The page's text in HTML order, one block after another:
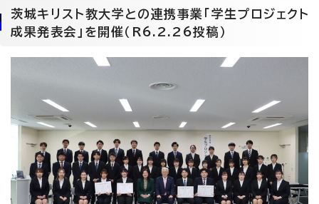
茨城キリスト教大学との連携事業「学生プロジェクト
成果発表会」を開催（R6.2.26投稿）